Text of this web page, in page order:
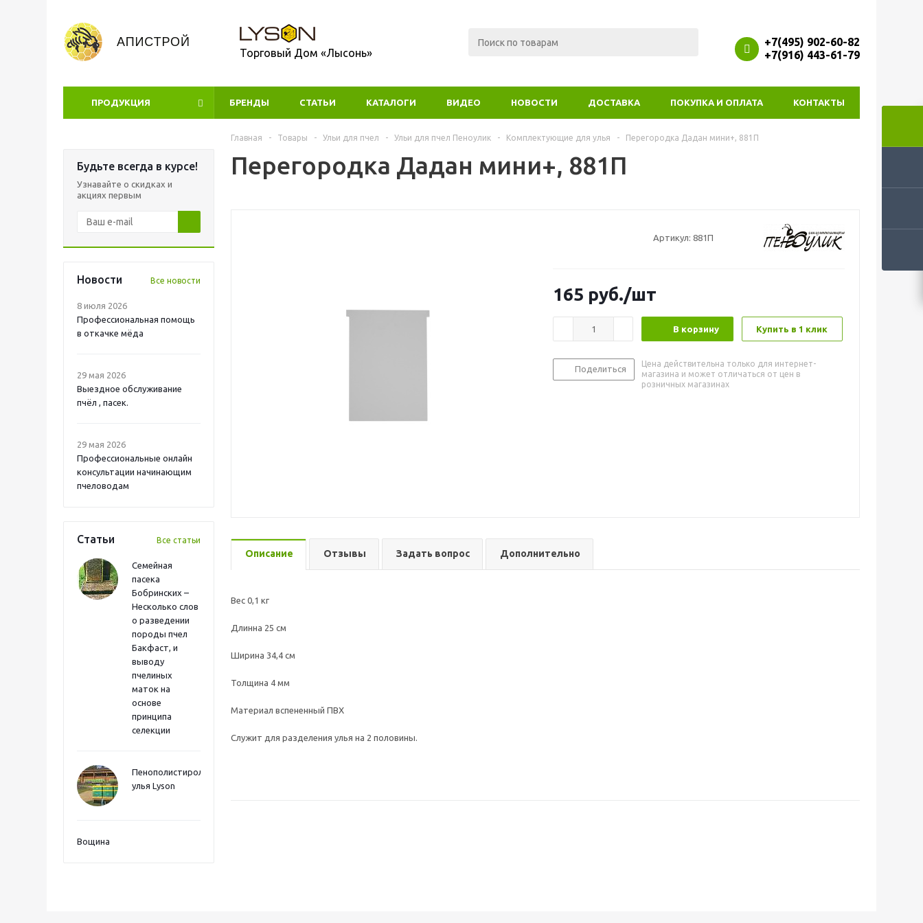
Торговый Дом «Лысонь»
+7(495) 902-60-82
+7(916) 443-61-79
ПРОДУКЦИЯ УЦЕНКА
БРЕНДЫ СТАТЬИ КАТАЛОГИ ВИДЕО НОВОСТИ ДОСТАВКА ПОКУПКА И ОПЛАТА КОНТАКТЫ
Будьте всегда в курсе!
Узнавайте о скидках и
акциях первым
Новости Все новости
8 июля 2026
Профессиональная помощь
в откачке мёда
29 мая 2026
Выездное обслуживание
пчёл , пасек.
29 мая 2026
Профессиональные онлайн
консультации начинающим
пчеловодам
Статьи Все статьи
Семейная
пасека
Бобринских –
Несколько слов
о разведении
породы пчел
Бакфаст, и
выводу
пчелиных
маток на
основе
принципа
селекции
Пенополистиролные
улья Lyson
Вощина
Главная - Товары - Ульи для пчел - Ульи для пчел Пеноулик - Комплектующие для улья - Перегородка Дадан мини+, 881П
Перегородка Дадан мини+, 881П
Артикул: 881П
165 руб./шт
В корзину Купить в 1 клик
Поделиться
Цена действительна только для интернет-
магазина и может отличаться от цен в
розничных магазинах
Описание Отзывы Задать вопрос Дополнительно
Вес 0,1 кг
Длинна 25 см
Ширина 34,4 см
Толщина 4 мм
Материал вспененный ПВХ
Служит для разделения улья на 2 половины.